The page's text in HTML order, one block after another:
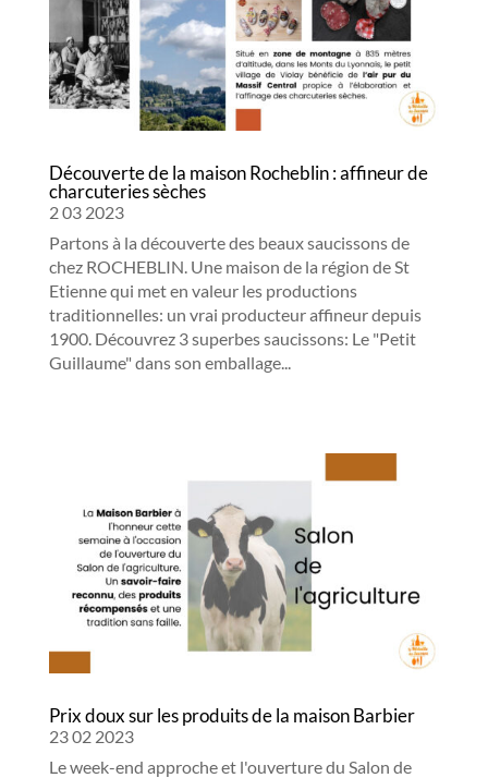
Découverte de la maison Rocheblin : affineur de
charcuteries sèches
2 03 2023
Partons à la découverte des beaux saucissons de
chez ROCHEBLIN. Une maison de la région de St
Etienne qui met en valeur les productions
traditionnelles: un vrai producteur affineur depuis
1900. Découvrez 3 superbes saucissons: Le "Petit
Guillaume" dans son emballage...
Prix doux sur les produits de la maison Barbier
23 02 2023
Le week-end approche et l'ouverture du Salon de